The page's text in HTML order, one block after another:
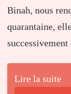
Binah, nous
quarantaine,
Lire la suite